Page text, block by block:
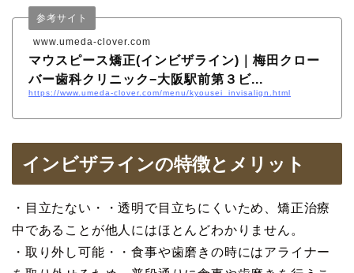
www.umeda-clover.com
参考サイト
マウスピース矯正(インビザライン)｜梅田クロー
バー歯科クリニック−大阪駅前第３ビ...
https://www.umeda-clover.com/menu/kyousei_invisalign.html
インビザラインの特徴とメリット
・目立たない・・透明で目立ちにくいため、矯正治療
中であることが他人にはほとんどわかりません。
・取り外し可能・・食事や歯磨きの時にはアライナー